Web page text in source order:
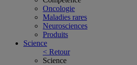
Oncologie
Maladies rares
Neurosciences
Produits
Science
< Retour
Science